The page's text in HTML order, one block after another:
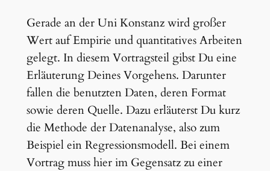
Gerade an der Uni Konstanz wird großer
Wert auf Empirie und quantitatives Arbeiten
gelegt. In diesem Vortragsteil gibst Du eine
Erläuterung Deines Vorgehens. Darunter
fallen die benutzten Daten, deren Format
sowie deren Quelle. Dazu erläuterst Du kurz
die Methode der Datenanalyse, also zum
Beispiel ein Regressionsmodell. Bei einem
Vortrag muss hier im Gegensatz zu einer